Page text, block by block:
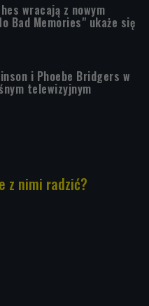
wracają z nowym
Bad Memories" ukaże się
i Phoebe Bridgers w
telewizyjnym
z nimi radzić?